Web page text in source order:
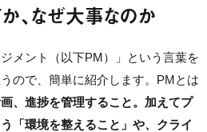
、なぜ大事なのか
メント（以下PM）」という言葉を
ので、簡単に紹介します。PMとは
、進捗を管理すること。加えてプ
「環境を整えること」や、クライ